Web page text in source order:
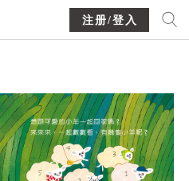
注册/登入